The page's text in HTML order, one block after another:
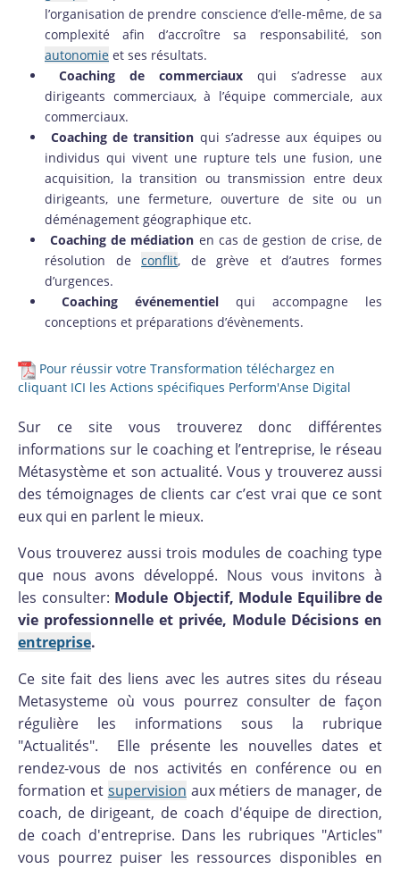
l’organisation de prendre conscience d’elle-même, de sa
complexité afin d’accroître sa responsabilité, son
autonomie et ses résultats.
Coaching de commerciaux qui s’adresse aux
dirigeants commerciaux, à l’équipe commerciale, aux
commerciaux.
Coaching de transition qui s’adresse aux équipes ou
individus qui vivent une rupture tels une fusion, une
acquisition, la transition ou transmission entre deux
dirigeants, une fermeture, ouverture de site ou un
déménagement géographique etc.
Coaching de médiation en cas de gestion de crise, de
résolution deconflit, de grève et d’autres formes
d’urgences.
Coaching événementiel qui accompagne les
conceptions et préparations d’évènements.
Pour réussir votre Transformation téléchargez en
cliquant ICI les Actions spécifiques Perform'Anse Digital
Sur ce site vous trouverez donc différentes
informations sur le coaching et l’entreprise, le réseau
Métasystème et son actualité. Vous y trouverez aussi
des témoignages de clients car c’est vrai que ce sont
eux qui en parlent le mieux.
Vous trouverez aussi trois modules de coaching type
que nous avons développé. Nous vous invitons à
les consulter: Module Objectif, Module Equilibre de
vie professionnelle et privée, Module Décisions en
entreprise.
Ce site fait des liens avec les autres sites du réseau
Metasysteme où vous pourrez consulter de façon
régulière les informations sous la rubrique
"Actualités". Elle présente les nouvelles dates et
rendez-vous de nos activités en conférence ou en
formation et supervision aux métiers de manager, de
coach, de dirigeant, de coach d'équipe de direction,
de coach d'entreprise. Dans les rubriques "Articles"
vous pourrez puiser les ressources disponibles en